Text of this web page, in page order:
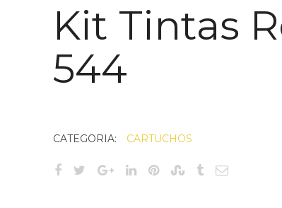
Kit Tintas
544
CATEGORIA: CARTUCHOS